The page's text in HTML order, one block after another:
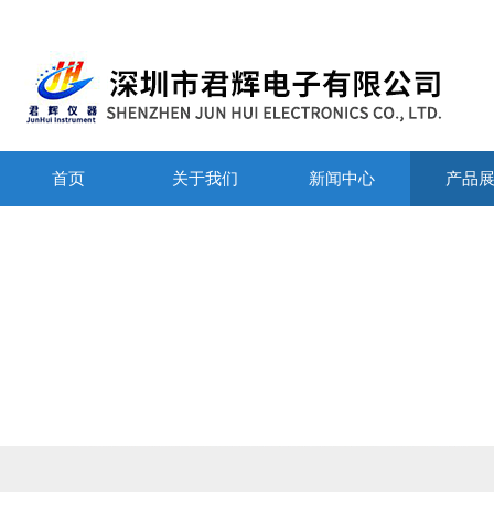
首页 关于我们 新闻中心 产品